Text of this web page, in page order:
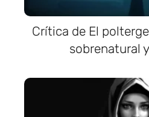
Crítica de El
sobrenatural